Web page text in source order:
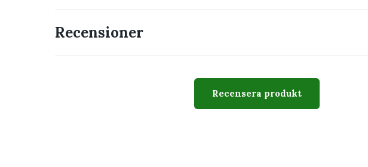
Solig fönsterbräda, uterum eller balkong
Dig som vill spara och övervintra pelargoner år efter år
Recensioner
Recensera produkt